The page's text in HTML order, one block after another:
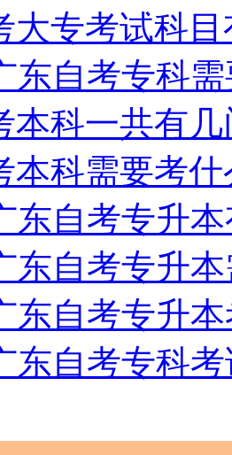
大专考试科
东自考专科
本科一共有
本科需要考
东自考专升
东自考专升
东自考专升
东自考专科